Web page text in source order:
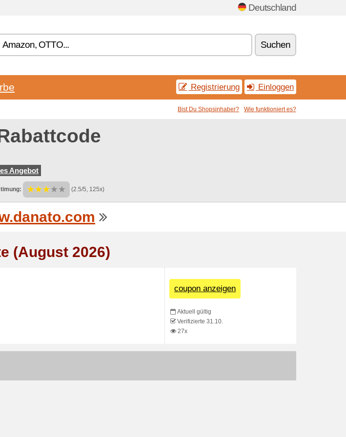
Deutschland
Suchen
Registrierung Einloggen
Bist Du Shopsinhaber? Wie funktioniert es?
Angebot
(2.5/5, 125x)
(August 2026)
coupon anzeigen
Aktuell gültig
Verifizierte 31.10.
27x